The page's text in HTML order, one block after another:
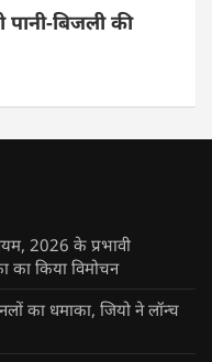
बिजली की
2026 के प्रभावी
का किया विमोचन
का धमाका, जियो ने लॉन्च